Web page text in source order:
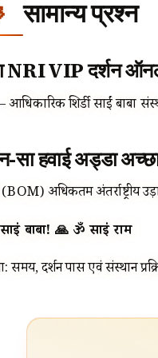
सामान्य प्रश्न
NRI VIP दर्शन
शिर्डी साईं बाबा
सा हवाई अड्डा
अधिकतम अंतर्राष्ट्रीय
बाबा! 🙏 ॐ साईं राम
समय, दर्शन पास एवं संस्थान